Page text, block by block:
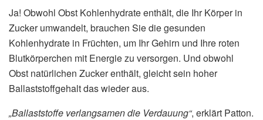
Ja! Obwohl Obst Kohlenhydrate enthält, die Ihr Körper in
Zucker umwandelt, brauchen Sie die gesunden
Kohlenhydrate in Früchten, um Ihr Gehirn und Ihre roten
Blutkörperchen mit Energie zu versorgen. Und obwohl
Obst natürlichen Zucker enthält, gleicht sein hoher
Ballaststoffgehalt das wieder aus.
„Ballaststoffe verlangsamen die Verdauung“, erklärt Patton.